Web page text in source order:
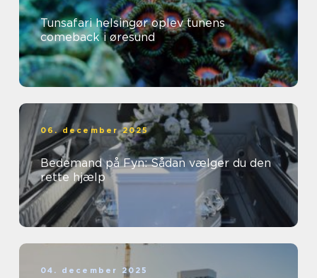
Tunsafari helsingør oplev tunens
comeback i øresund
06. december 2025
Bedemand på Fyn: Sådan vælger du den
rette hjælp
04. december 2025